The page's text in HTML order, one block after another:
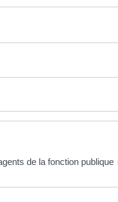
de la fonction publique